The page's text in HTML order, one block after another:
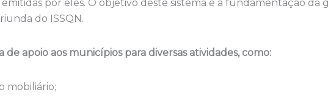
emitidas por eles. O objetivo deste sistema é a fundamentação da
do ISSQN.
apoio aos municípios para diversas atividades, como:
mobiliário;